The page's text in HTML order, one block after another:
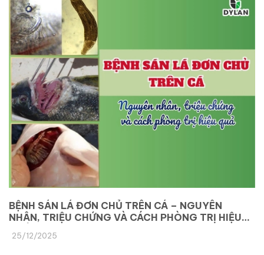
BỆNH SÁN LÁ ĐƠN CHỦ TRÊN CÁ – NGUYÊN
NHÂN, TRIỆU CHỨNG VÀ CÁCH PHÒNG TRỊ HIỆU
QUẢ
25/12/2025